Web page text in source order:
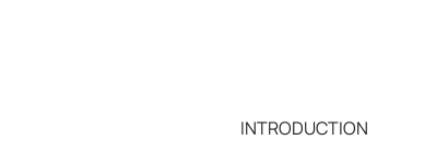
INTRODUCTION